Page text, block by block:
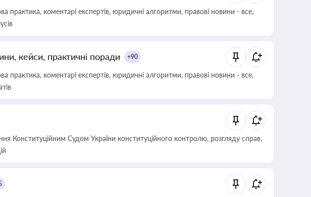
практика, коментарі експертів, юридичні алгоритми, правові новини - все,
кейси, практичні поради +90
практика, коментарі експертів, юридичні алгоритми, правові новини - все,
Конституційним Судом України конституційного контролю, розгляду справ,